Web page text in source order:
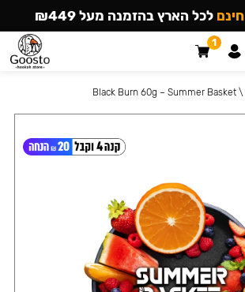
\
Black Burn 60g – Summer Basket
חינם לכל הארץ בהזמנה מעל ₪449
1